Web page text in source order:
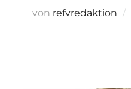
von refvredaktion